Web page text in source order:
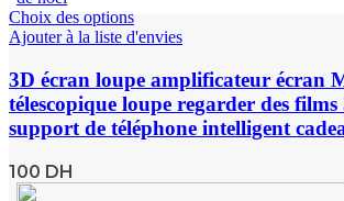
Choix des options
Ajouter à la liste d'envies
3D écran loupe amplificateur écran
télescopique loupe regarder des
support de téléphone intelligent
100 DH